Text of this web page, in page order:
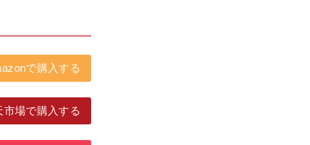
で購入する
市場で購入する